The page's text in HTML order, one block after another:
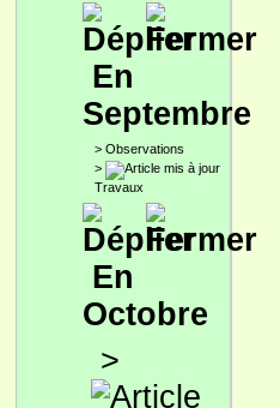
En
Septembre
> Observations
>
Travaux
En
Octobre
>